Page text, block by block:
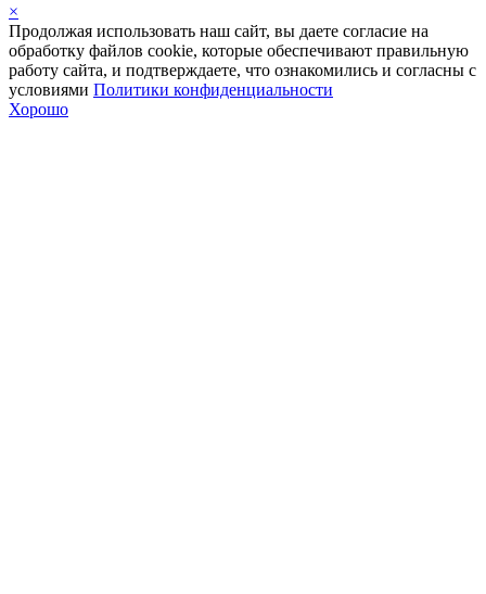
×
Продолжая использовать наш сайт, вы даете согласие на
обработку файлов cookie, которые обеспечивают правильную
работу сайта, и подтверждаете, что ознакомились и согласны с
условиями Политики конфиденциальности
Хорошо